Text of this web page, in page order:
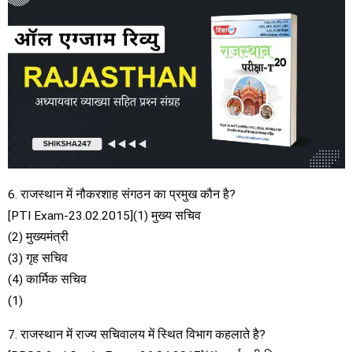
6. राजस्थान में नौकरशाह संगठन का प्रमुख कौन है?
[PTI Exam-23.02.2015](1) मुख्य सचिव
(2) मुख्यमंत्री
(3) गृह सचिव
(4) कार्मिक सचिव
(1)
7. राजस्थान में राज्य सचिवालय में स्थित विभाग कहलाते है?